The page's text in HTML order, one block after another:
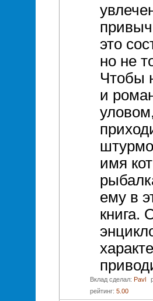
это
но не
Чтобы
и
имя
ему в
книга.
Вклад сделал: Pavl
рейтинг: 5.00